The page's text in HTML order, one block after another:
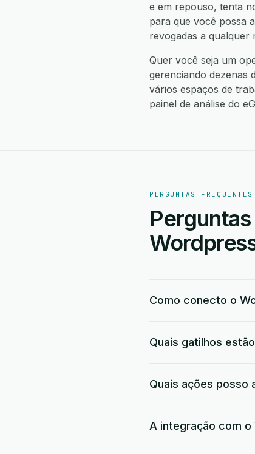
e em repouso, tenta
para que você possa
revogadas a qualquer
Quer você seja um
gerenciando dezenas
vários espaços de
painel de análise do
PERGUNTAS FREQUENTES
Como conecto o
Quais gatilhos
Quais ações posso
A integração com